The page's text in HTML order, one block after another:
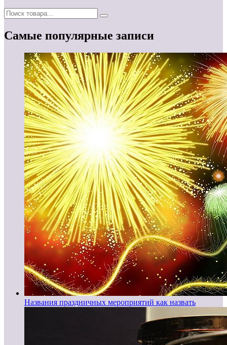
Самые популярные записи
Названия праздничных мероприятий как назвать